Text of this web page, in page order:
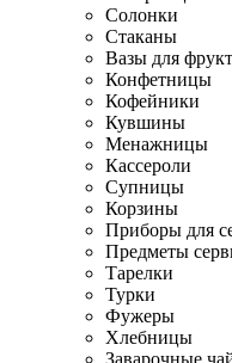
Солонки
Стаканы
Вазы для
Конфетницы
Кофейники
Кувшины
Менажницы
Кассероли
Супницы
Корзины
Приборы для
Предметы
Тарелки
Турки
Фужеры
Хлебницы
Заварочные